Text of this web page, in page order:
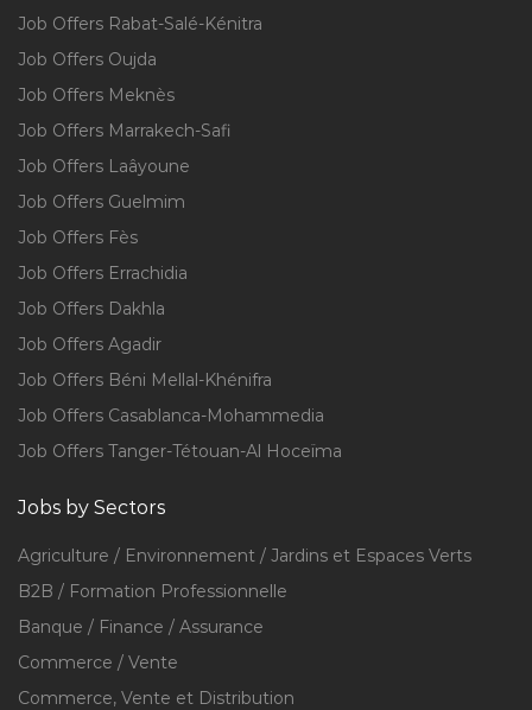
Job Offers Rabat-Salé-Kénitra
Job Offers Oujda
Job Offers Meknès
Job Offers Marrakech-Safi
Job Offers Laâyoune
Job Offers Guelmim
Job Offers Fès
Job Offers Errachidia
Job Offers Dakhla
Job Offers Agadir
Job Offers Béni Mellal-Khénifra
Job Offers Casablanca-Mohammedia
Job Offers Tanger-Tétouan-Al Hoceïma
Jobs by Sectors
Agriculture / Environnement / Jardins et Espaces Verts
B2B / Formation Professionnelle
Banque / Finance / Assurance
Commerce / Vente
Commerce, Vente et Distribution